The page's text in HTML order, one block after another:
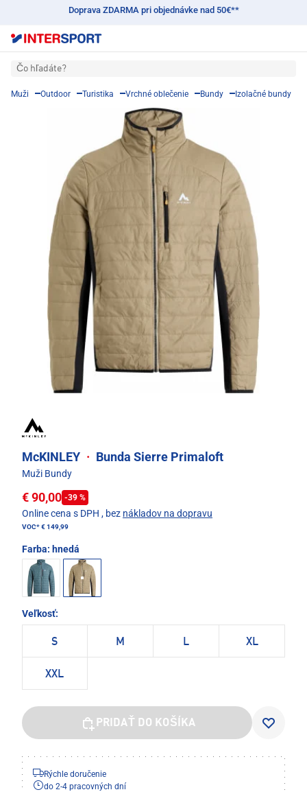
Doprava ZDARMA pri objednávke nad 50€**
Čo hľadáte?
Muži Outdoor Turistika Vrchné oblečenie Bundy Izolačné bundy
McKINLEY · Bunda Sierre Primaloft
Muži Bundy
€ 90,00 -39 %
Online cena s DPH , bez nákladov na dopravu
VOC*€ 149,99
Farba: hnedá
Veľkosť:
S M L XL
XXL
PRIDAŤ DO KOŠÍKA
Rýchle doručenie
do 2-4 pracovných dní